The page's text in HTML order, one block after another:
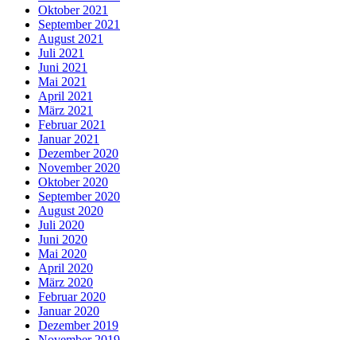
Oktober 2021
September 2021
August 2021
Juli 2021
Juni 2021
Mai 2021
April 2021
März 2021
Februar 2021
Januar 2021
Dezember 2020
November 2020
Oktober 2020
September 2020
August 2020
Juli 2020
Juni 2020
Mai 2020
April 2020
März 2020
Februar 2020
Januar 2020
Dezember 2019